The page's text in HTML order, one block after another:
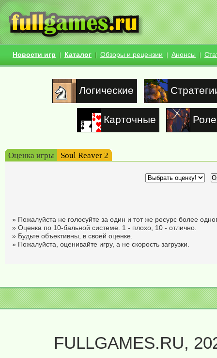
Новости игр Каталог Обзоры и рецензии Анонсы
Логические
Карточные
Оценка игры Soul Reaver 2
» Пожалуйста не голосуйте за один и тот же ресурс более
» Оценка по 10-бальной системе. 1 - плохо, 10 - отлично.
» Будьте объективны, в своей оценке.
» Пожалуйста, оценивайте игру, а не скорость загрузки.
FULLGAMES.RU,